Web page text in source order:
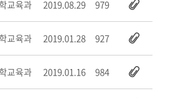
교육과 2019.08.29 979
교육과 2019.01.28 927
교육과 2019.01.16 984